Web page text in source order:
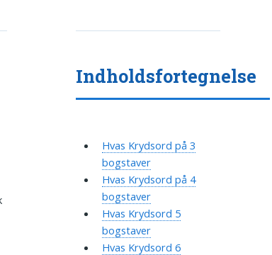
Indholdsfortegnelse
Hvas Krydsord på 3
bogstaver
Hvas Krydsord på 4
bogstaver
Hvas Krydsord 5
bogstaver
Hvas Krydsord 6